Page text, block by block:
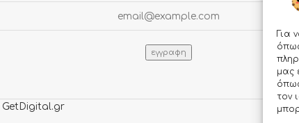
Για
μας
τον
GetDigital.gr